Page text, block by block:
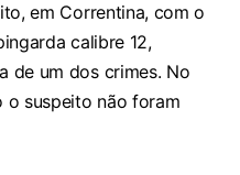
em Correntina, com o
calibre 12,
de um dos crimes. No
o suspeito não foram